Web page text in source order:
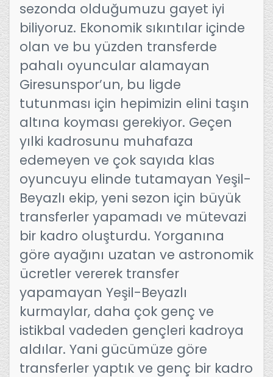
sezonda olduğumuzu gayet iyi
biliyoruz. Ekonomik sıkıntılar içinde
olan ve bu yüzden transferde
pahalı oyuncular alamayan
Giresunspor’un, bu ligde
tutunması için hepimizin elini taşın
altına koyması gerekiyor. Geçen
yılki kadrosunu muhafaza
edemeyen ve çok sayıda klas
oyuncuyu elinde tutamayan Yeşil-
Beyazlı ekip, yeni sezon için büyük
transferler yapamadı ve mütevazi
bir kadro oluşturdu. Yorganına
göre ayağını uzatan ve astronomik
ücretler vererek transfer
yapamayan Yeşil-Beyazlı
kurmaylar, daha çok genç ve
istikbal vadeden gençleri kadroya
aldılar. Yani gücümüze göre
transferler yaptık ve genç bir kadro